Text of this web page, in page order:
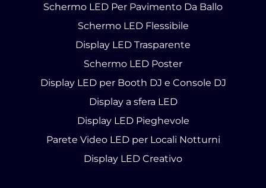
Schermo LED Per Pavimento Da Ballo
Schermo LED Flessibile
Display LED Trasparente
Schermo LED Poster
Display LED per Booth DJ e Console DJ
Display a sfera LED
Display LED Pieghevole
Parete Video LED per Locali Notturni
Display LED Creativo